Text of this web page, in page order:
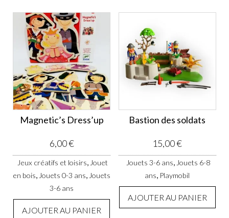
Magnetic’s Dress’up
6,00€
Jeux créatifs et loisirs, Jouet
en bois, Jouets 0-3 ans, Jouets
3-6 ans
AJOUTER AU PANIER
Bastion des soldats
15,00€
Jouets 3-6 ans, Jouets 6-8
ans, Playmobil
AJOUTER AU PANIER